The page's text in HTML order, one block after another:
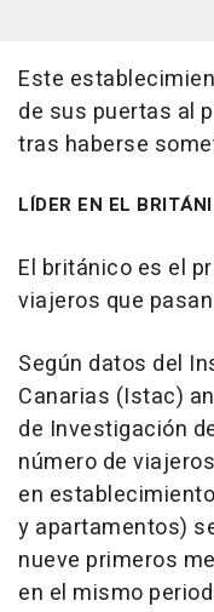
Este
de sus puertas al
tras haberse
LÍDER EN EL
El británico es el
viajeros que
Según datos del
Canarias (Istac)
de Investigación
número de
en
y apartamentos)
nueve primeros
en el mismo